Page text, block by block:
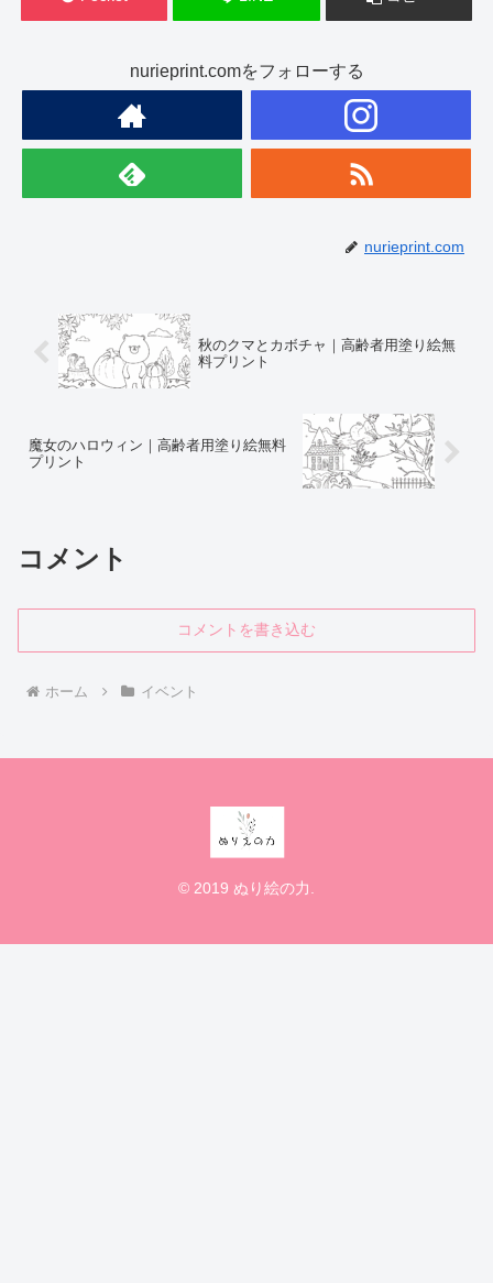
nurieprint.comをフォローする
nurieprint.com
秋のクマとカボチャ｜高齢者用塗り絵無
料プリント
魔女のハロウィン｜高齢者用塗り絵無料
プリント
コメント
コメントを書き込む
ホーム イベント
© 2019 ぬり絵の力.